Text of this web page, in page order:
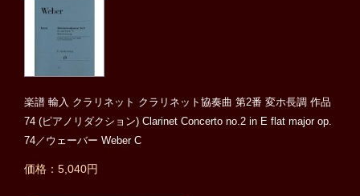
楽譜 輸入 クラリネット クラリネット協奏曲 第2番 変ホ長調 作品
74 (ピアノリダクション) Clarinet Concerto no.2 in E flat major op.
74／ウェーバー Weber C
価格：5,040円